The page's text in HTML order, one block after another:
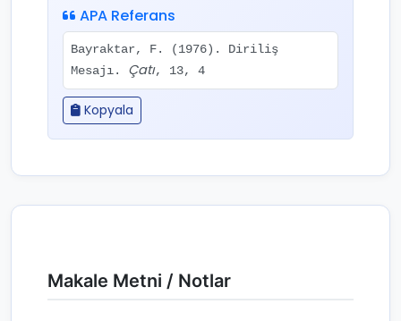
APA Referans
Bayraktar, F. (1976). Diriliş
Mesajı. Çatı, 13, 4
Kopyala
Makale Metni / Notlar